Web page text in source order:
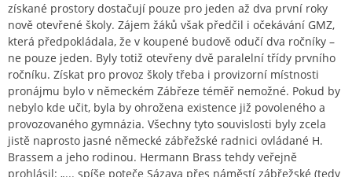
získané prostory dostačují pouze pro jeden až dva první roky
nově otevřené školy. Zájem žáků však předčil i očekávání GMZ,
která předpokládala, že v koupené budově odučí dva ročníky –
ne pouze jeden. Byly totiž otevřeny dvě paralelní třídy prvního
ročníku. Získat pro provoz školy třeba i provizorní místnosti
pronájmu bylo v německém Zábřeze téměř nemožné. Pokud by
nebylo kde učit, byla by ohrožena existence již povoleného a
provozovaného gymnázia. Všechny tyto souvislosti byly zcela
jistě naprosto jasné německé zábřežské radnici ovládané H.
Brassem a jeho rodinou. Hermann Brass tehdy veřejně
prohlásil: „... spíše poteče Sázava přes náměstí zábřežské (tedy